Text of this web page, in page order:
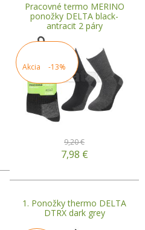
Pracovné termo MERINO
ponožky DELTA black-
antracit 2 páry
Akcia -13%
9,20 €
7,98 €
1. Ponožky thermo DELTA
DTRX dark grey